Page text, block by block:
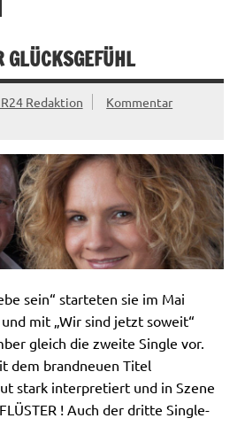
GLÜCKSGEFÜHL
Redaktion
Kommentar
sein“ starteten sie im Mai
mit „Wir sind jetzt soweit“
gleich die zweite Single vor.
dem brandneuen Titel
stark interpretiert und in Szene
! Auch der dritte Single-